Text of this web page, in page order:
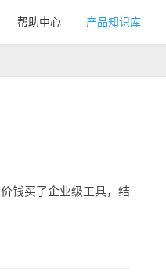
帮助中心 产品知识库
钱买了企业级工具，结